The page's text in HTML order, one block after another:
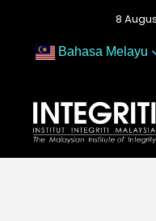
8
Bahasa Melayu